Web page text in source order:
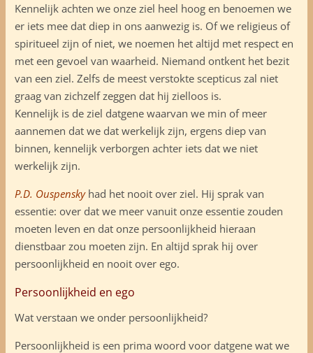
Kennelijk achten we onze ziel heel hoog en benoemen we
er iets mee dat diep in ons aanwezig is. Of we religieus of
spiritueel zijn of niet, we noemen het altijd met respect en
met een gevoel van waarheid. Niemand ontkent het bezit
van een ziel. Zelfs de meest verstokte scepticus zal niet
graag van zichzelf zeggen dat hij zielloos is.
Kennelijk is de ziel datgene waarvan we min of meer
aannemen dat we dat werkelijk zijn, ergens diep van
binnen, kennelijk verborgen achter iets dat we niet
werkelijk zijn.
P.D. Ouspenskyhad het nooit over ziel. Hij sprak van
essentie: over dat we meer vanuit onze essentie zouden
moeten leven en dat onze persoonlijkheid hieraan
dienstbaar zou moeten zijn. En altijd sprak hij over
persoonlijkheid en nooit over ego.
Persoonlijkheid en ego
Wat verstaan we onder persoonlijkheid?
Persoonlijkheid is een prima woord voor datgene wat we